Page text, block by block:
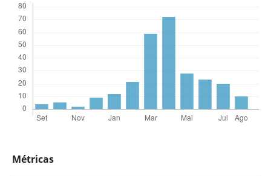
Métricas